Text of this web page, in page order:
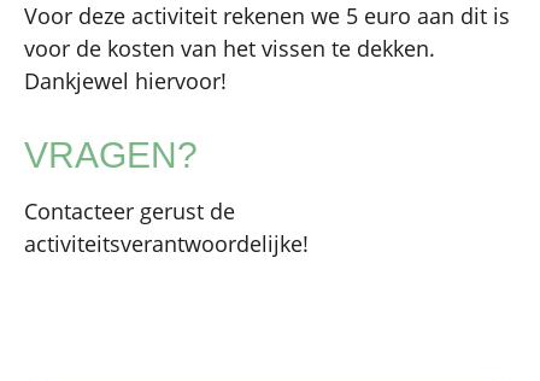
Voor deze activiteit rekenen we 5 euro aan dit is
voor de kosten van het vissen te dekken.
Dankjewel hiervoor!
VRAGEN?
Contacteer gerust de
activiteitsverantwoordelijke!